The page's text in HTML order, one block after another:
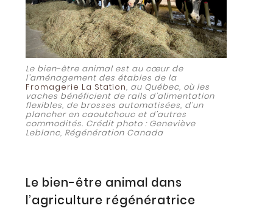
Le bien-être animal est au cœur de
l’aménagement des étables de la
Fromagerie La Station, au Québec, où les
vaches bénéficient de rails d’alimentation
flexibles, de brosses automatisées, d’un
plancher en caoutchouc et d’autres
commodités. Crédit photo : Geneviève
Leblanc, Régénération Canada
Le bien-être animal dans
l’agriculture régénératrice